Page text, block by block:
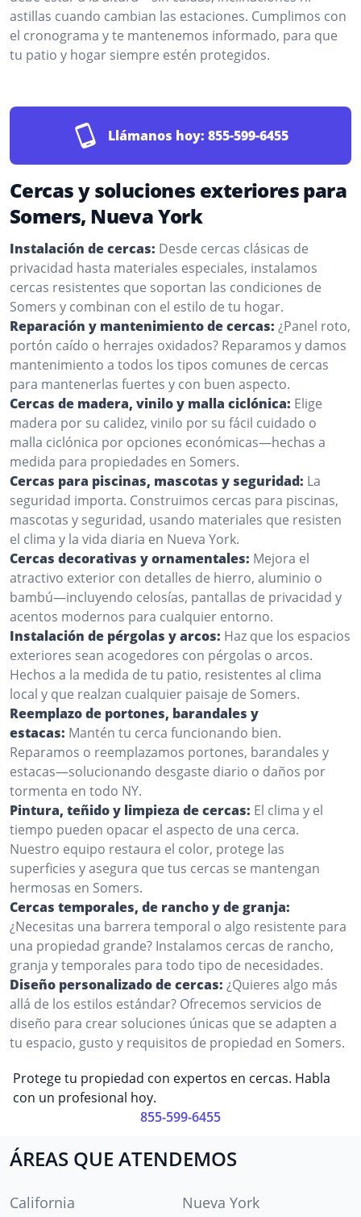
astillas cuando cambian las estaciones. Cumplimos con
el cronograma y te mantenemos informado, para que
tu patio y hogar siempre estén protegidos.
Llámanos hoy: 855-599-6455
Cercas y soluciones exteriores para
Somers, Nueva York
Instalación de cercas: Desde cercas clásicas de
privacidad hasta materiales especiales, instalamos
cercas resistentes que soportan las condiciones de
Somers y combinan con el estilo de tu hogar.
Reparación y mantenimiento de cercas: ¿Panel roto,
portón caído o herrajes oxidados? Reparamos y damos
mantenimiento a todos los tipos comunes de cercas
para mantenerlas fuertes y con buen aspecto.
Cercas de madera, vinilo y malla ciclónica: Elige
madera por su calidez, vinilo por su fácil cuidado o
malla ciclónica por opciones económicas—hechas a
medida para propiedades en Somers.
Cercas para piscinas, mascotas y seguridad: La
seguridad importa. Construimos cercas para piscinas,
mascotas y seguridad, usando materiales que resisten
el clima y la vida diaria en Nueva York.
Cercas decorativas y ornamentales: Mejora el
atractivo exterior con detalles de hierro, aluminio o
bambú—incluyendo celosías, pantallas de privacidad y
acentos modernos para cualquier entorno.
Instalación de pérgolas y arcos: Haz que los espacios
exteriores sean acogedores con pérgolas o arcos.
Hechos a la medida de tu patio, resistentes al clima
local y que realzan cualquier paisaje de Somers.
Reemplazo de portones, barandales y
estacas: Mantén tu cerca funcionando bien.
Reparamos o reemplazamos portones, barandales y
estacas—solucionando desgaste diario o daños por
tormenta en todo NY.
Pintura, teñido y limpieza de cercas: El clima y el
tiempo pueden opacar el aspecto de una cerca.
Nuestro equipo restaura el color, protege las
superficies y asegura que tus cercas se mantengan
hermosas en Somers.
Cercas temporales, de rancho y de granja:
¿Necesitas una barrera temporal o algo resistente para
una propiedad grande? Instalamos cercas de rancho,
granja y temporales para todo tipo de necesidades.
Diseño personalizado de cercas: ¿Quieres algo más
allá de los estilos estándar? Ofrecemos servicios de
diseño para crear soluciones únicas que se adapten a
tu espacio, gusto y requisitos de propiedad en Somers.
Protege tu propiedad con expertos en cercas. Habla
con un profesional hoy.
855-599-6455
ÁREAS QUE ATENDEMOS
California
Nueva York